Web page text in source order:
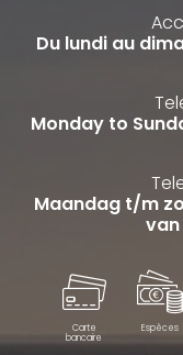
Du lundi au
Monday to
Maandag t/m
van
Carte
bancaire
Espèces